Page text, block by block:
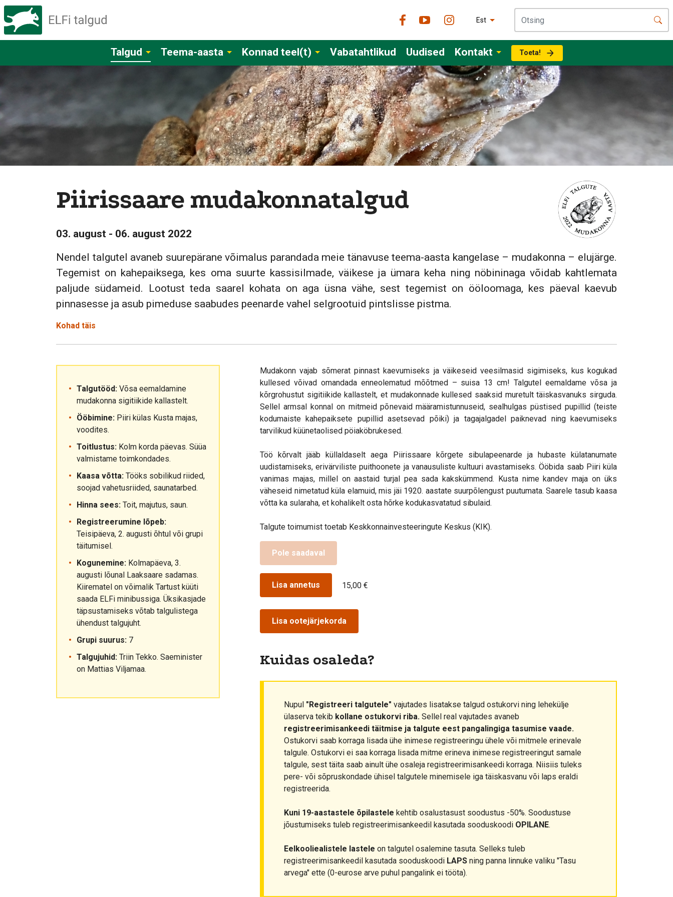
Est
Talgud Teema-aasta Konnad teel(t) Vabatahtlikud Uudised Kontakt Toeta!
Piirissaare mudakonnatalgud
03. august - 06. august 2022
Nendel talgutel avaneb suurepärane võimalus parandada meie tänavuse teema-aasta kangelase – mudakonna – elujärge.
Tegemist on kahepaiksega, kes oma suurte kassisilmade, väikese ja ümara keha ning nöbininaga võidab kahtlemata
paljude südameid. Lootust teda saarel kohata on aga üsna vähe, sest tegemist on ööloomaga, kes päeval kaevub
pinnasesse ja asub pimeduse saabudes peenarde vahel selgrootuid pintslisse pistma.
Kohad täis
Talgutööd: Võsa eemaldamine
mudakonna sigitiikide kallastelt.
Ööbimine: Piiri külas Kusta majas,
voodites.
Toitlustus: Kolm korda päevas. Süüa
valmistame toimkondades.
Kaasa võtta: Tööks sobilikud riided,
soojad vahetusriided, saunatarbed.
Hinna sees: Toit, majutus, saun.
Registreerumine lõpeb:
Teisipäeva, 2. augusti õhtul või grupi
täitumisel.
Kogunemine: Kolmapäeva, 3.
augusti lõunal Laaksaare sadamas.
Kiirematel on võimalik Tartust küüti
saada ELFi minibussiga. Üksikasjade
täpsustamiseks võtab talgulistega
ühendust talgujuht.
Grupi suurus: 7
Talgujuhid: Triin Tekko. Saeminister
on Mattias Viljamaa.
Mudakonn vajab sõmerat pinnast kaevumiseks ja väikeseid veesilmasid sigimiseks, kus kogukad
kullesed võivad omandada enneolematud mõõtmed – suisa 13 cm! Talgutel eemaldame võsa ja
kõrgrohustut sigitiikide kallastelt, et mudakonnade kullesed saaksid muretult täiskasvanuks sirguda.
Sellel armsal konnal on mitmeid põnevaid määramistunnuseid, sealhulgas püstised pupillid (teiste
kodumaiste kahepaiksete pupillid asetsevad põiki) ja tagajalgadel paiknevad ning kaevumiseks
tarvilikud küünetaolised pöiaköbrukesed.
Töö kõrvalt jääb küllaldaselt aega Piirissaare kõrgete sibulapeenarde ja hubaste külatanumate
uudistamiseks, erivärviliste puithoonete ja vanausuliste kultuuri avastamiseks. Ööbida saab Piiri küla
vanimas majas, millel on aastaid turjal pea sada kakskümmend. Kusta nime kandev maja on üks
väheseid nimetatud küla elamuid, mis jäi 1920. aastate suurpõlengust puutumata. Saarele tasub kaasa
võtta ka sularaha, et kohalikelt osta hõrke kodukasvatatud sibulaid.
Talgute toimumist toetab Keskkonnainvesteeringute Keskus (KIK).
Pole saadaval
Lisa annetus 15,00 €
Lisa ootejärjekorda
Kuidas osaleda?
Nupul "Registreeri talgutele" vajutades lisatakse talgud ostukorvi ning lehekülje
ülaserva tekib kollane ostukorvi riba. Sellel real vajutades avaneb
registreerimisankeedi täitmise ja talgute eest pangalingiga tasumise vaade.
Ostukorvi saab korraga lisada ühe inimese registreeringu ühele või mitmele erinevale
talgule. Ostukorvi ei saa korraga lisada mitme erineva inimese registreeringut samale
talgule, sest täita saab ainult ühe osaleja registreerimisankeedi korraga. Niisiis tuleks
pere- või sõpruskondade ühisel talgutele minemisele iga täiskasvanu või laps eraldi
registreerida.
Kuni 19-aastastele õpilastele kehtib osalustasust soodustus -50%. Soodustuse
jõustumiseks tuleb registreerimisankeedil kasutada sooduskoodi OPILANE.
Eelkooliealistele lastele on talgutel osalemine tasuta. Selleks tuleb
registreerimisankeedil kasutada sooduskoodi LAPS ning panna linnuke valiku "Tasu
arvega" ette (0-eurose arve puhul pangalink ei tööta).